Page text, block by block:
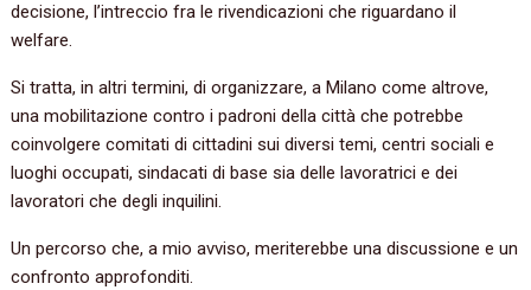
decisione, l’intreccio fra le rivendicazioni che riguardano il
welfare.
Si tratta, in altri termini, di organizzare, a Milano come altrove,
una mobilitazione contro i padroni della città che potrebbe
coinvolgere comitati di cittadini sui diversi temi, centri sociali e
luoghi occupati, sindacati di base sia delle lavoratrici e dei
lavoratori che degli inquilini.
Un percorso che, a mio avviso, meriterebbe una discussione e un
confronto approfonditi.